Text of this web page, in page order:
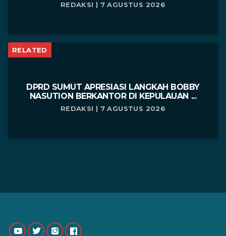
REDAKSI | 7 AGUSTUS 2026
RELATED
DPRD SUMUT APRESIASI LANGKAH BOBBY
NASUTION BERKANTOR DI KEPULAUAN ...
REDAKSI | 7 AGUSTUS 2026